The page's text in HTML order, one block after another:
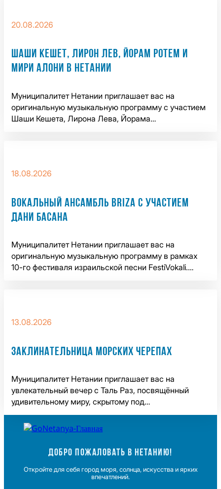
20.08.2026
ШАШИ КЕШЕТ, ЛИРОН ЛЕВ, ЙОРАМ РОТЕМ И
МИРИ АЛОНИ В НЕТАНИИ
Муниципалитет Нетании приглашает вас на
оригинальную музыкальную программу с участием
Шаши Кешета, Лирона Лева, Йорама…
18.08.2026
ВОКАЛЬНЫЙ АНСАМБЛЬ BRIZA С УЧАСТИЕМ
ДАНИ БАСАНА
Муниципалитет Нетании приглашает вас на
оригинальную музыкальную программу в рамках
10-го фестиваля израильской песни FestiVokali.…
13.08.2026
ЗАКЛИНАТЕЛЬНИЦА МОРСКИХ ЧЕРЕПАХ
Муниципалитет Нетании приглашает вас на
увлекательный вечер с Таль Раз, посвящённый
удивительному миру, скрытому под…
ДОБРО ПОЖАЛОВАТЬ В НЕТАНИЮ!
Откройте для себя город моря, солнца, искусства и ярких
впечатлений.